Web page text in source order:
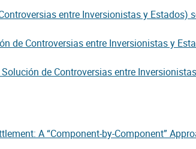
entre Inversionistas y Estados)
de Controversias entre Inversionistas y
de Controversias entre
A “Component-by-Component”